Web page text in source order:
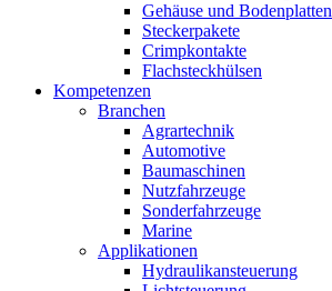
Gehäuse und Bodenplatten
Steckerpakete
Crimpkontakte
Flachsteckhülsen
Kompetenzen
Branchen
Agrartechnik
Automotive
Baumaschinen
Nutzfahrzeuge
Sonderfahrzeuge
Marine
Applikationen
Hydraulikansteuerung